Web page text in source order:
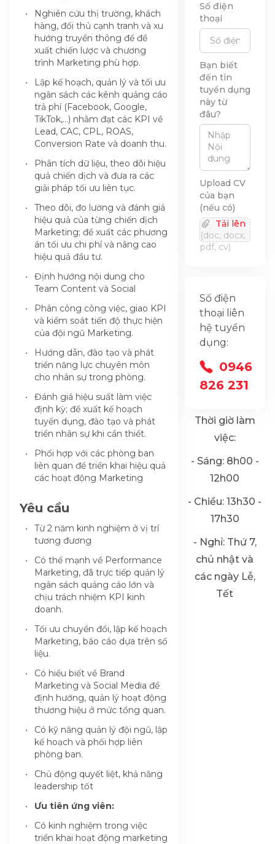
Nghiên cứu thị trường, khách
hàng, đối thủ cạnh tranh và xu
hướng truyền thông để đề
xuất chiến lược và chương
trình Marketing phù hợp.
Lập kế hoạch, quản lý và tối ưu
ngân sách các kênh quảng cáo
trả phí (Facebook, Google,
TikTok,...) nhằm đạt các KPI về
Lead, CAC, CPL, ROAS,
Conversion Rate và doanh thu.
Phân tích dữ liệu, theo dõi hiệu
quả chiến dịch và đưa ra các
giải pháp tối ưu liên tục.
Theo dõi, đo lường và đánh giá
hiệu quả của từng chiến dịch
Marketing; đề xuất các phương
án tối ưu chi phí và nâng cao
hiệu quả đầu tư.
Định hướng nội dung cho
Team Content và Social
Phân công công việc, giao KPI
và kiểm soát tiến độ thực hiện
của đội ngũ Marketing.
Hướng dẫn, đào tạo và phát
triển năng lực chuyên môn
cho nhân sự trong phòng.
Đánh giá hiệu suất làm việc
định kỳ; đề xuất kế hoạch
tuyển dụng, đào tạo và phát
triển nhân sự khi cần thiết.
Phối hợp với các phòng ban
liên quan để triển khai hiệu quả
các hoạt động Marketing
Yêu cầu
Từ 2 năm kinh nghiệm ở vị trí
tương đương
Có thế mạnh về Performance
Marketing, đã trực tiếp quản lý
ngân sách quảng cáo lớn và
chịu trách nhiệm KPI kinh
doanh.
Tối ưu chuyển đổi, lập kế hoạch
Marketing, báo cáo dựa trên số
liệu.
Có hiểu biết về Brand
Marketing và Social Media để
định hướng, quản lý hoạt động
thương hiệu ở mức tổng quan.
Có kỹ năng quản lý đội ngũ, lập
kế hoạch và phối hợp liên
phòng ban.
Chủ động quyết liệt, khả năng
leadership tốt
Ưu tiên ứng viên:
Có kinh nghiệm trong việc
triển khai hoạt động marketing
Số điện
thoại
Bạn biết
đến tin
tuyển dụng
này từ
đâu?
Upload CV
của bạn
(nếu có)
Tải lên
(doc, docx,
pdf, cv)
Số điện
thoại liên
hệ tuyển
dụng:
0946
826 231
Thời giờ làm
việc:
- Sáng: 8h00 -
12h00
- Chiều: 13h30 -
17h30
- Nghỉ: Thứ 7,
chủ nhật và
các ngày Lễ,
Tết